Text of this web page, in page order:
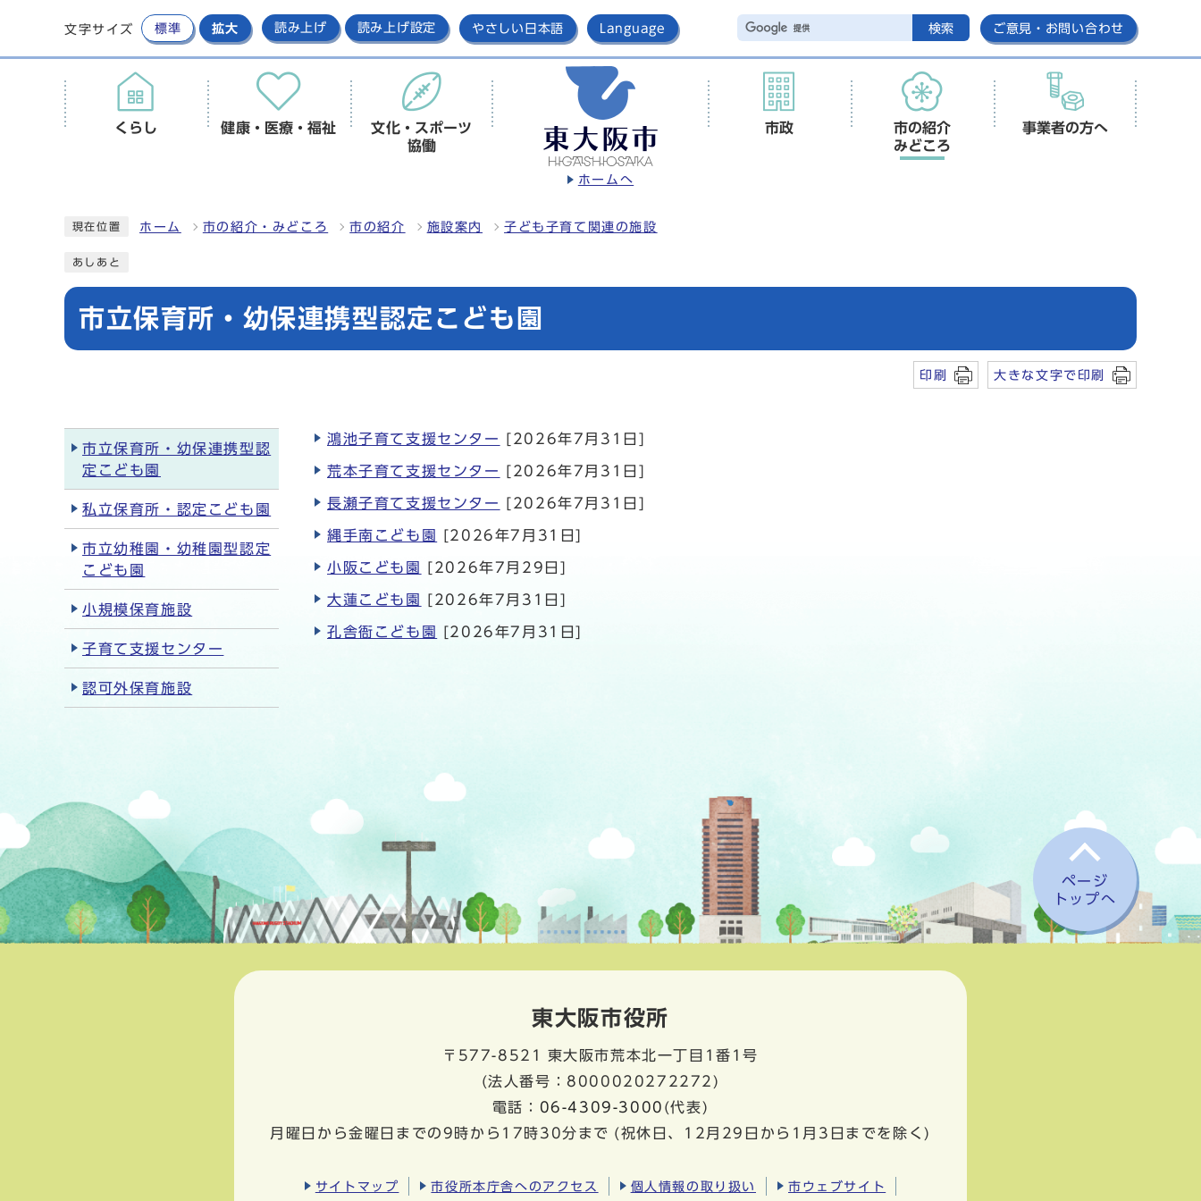
文字サイズ 標準 拡大 読み上げ 読み上げ設定 やさしい日本語 Language 検索 ご意見・お問い合わせ
ホームへ
くらし 健康・医療・福祉
文化・スポーツ
協働
市政
市の紹介
みどころ
事業者の方へ
現在位置 ホーム 市の紹介・みどころ 市の紹介 施設案内 子ども子育て関連の施設
あしあと
市立保育所・幼保連携型認定こども園
印刷 大きな文字で印刷
鴻池子育て支援センター [2026年7月31日]
荒本子育て支援センター [2026年7月31日]
長瀬子育て支援センター [2026年7月31日]
縄手南こども園 [2026年7月31日]
小阪こども園 [2026年7月29日]
大蓮こども園 [2026年7月31日]
孔舎衙こども園 [2026年7月31日]
市立保育所・幼保連携型認
定こども園
私立保育所・認定こども園
市立幼稚園・幼稚園型認定
こども園
小規模保育施設
子育て支援センター
認可外保育施設
ページ
トップへ
東大阪市役所
〒577-8521
東大阪市荒本北一丁目1番1号
(法人番号：8000020272272)
電話： 06-4309-3000 (代表)
月曜日から金曜日までの9時から17時30分まで (祝休日、12月29日から1月3日までを除く)
サイトマップ 市役所本庁舎へのアクセス 個人情報の取り扱い 市ウェブサイト